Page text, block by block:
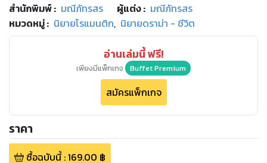
สำนักพิมพ์: มณีภัทรสร ผู้แต่ง : มณีภัทรสร
หมวดหมู่: นิยายโรแมนติก, นิยายดราม่า - ชีวิต
อ่านเล่มนี้ ฟรี!
เพียงมีแพ็กเกจ Buffet Premium
สมัครแพ็กเกจ
ราคา
ซื้อฉบับนี้:169.00 ฿